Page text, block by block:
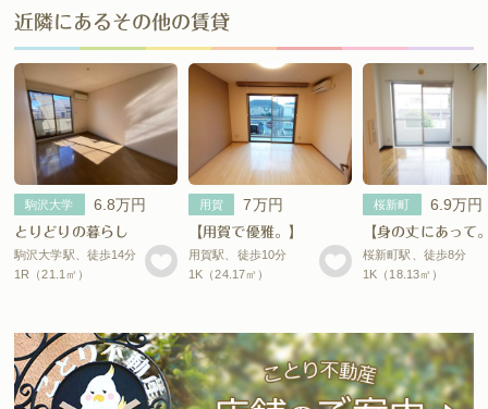
近隣にあるその他の賃貸
駒沢大学 6.8万円
とりどりの暮らし
駒沢⼤学駅、徒歩14分
1R（21.1㎡）
用賀 7万円
【用賀で優雅。】
用賀駅、徒歩10分
1K（24.17㎡）
桜新町 6.9万円
【身の丈にあって
桜新町駅、徒歩8分
1K（18.13㎡）